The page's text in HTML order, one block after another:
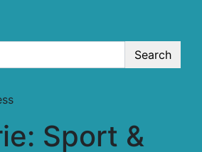
Search
Sport &